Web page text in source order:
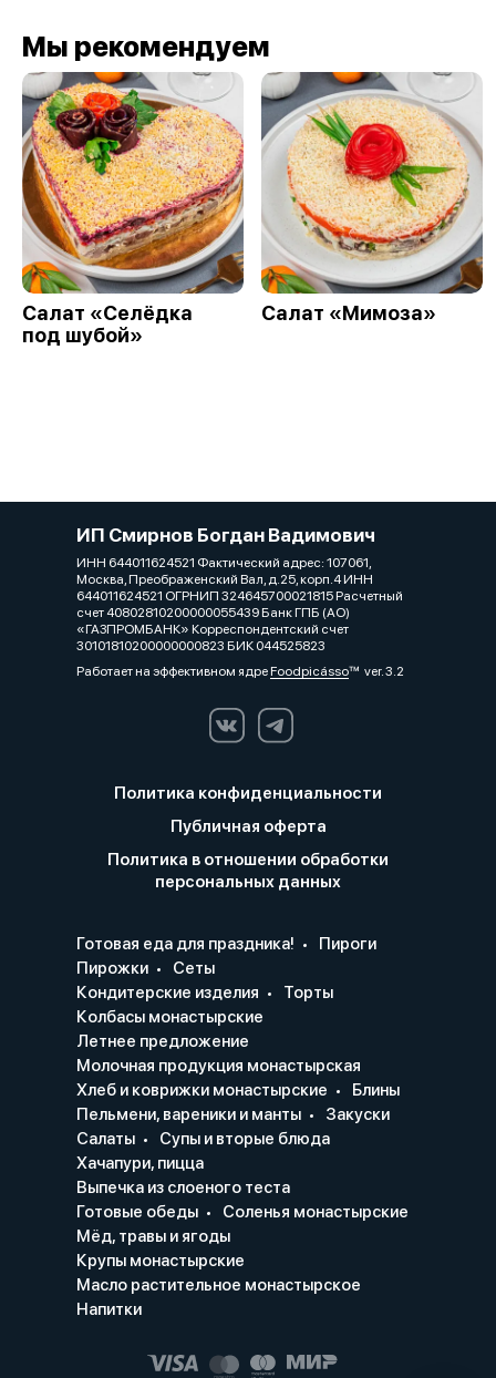
Мы рекомендуем
Салат «Селёдка
под шубой»
Салат «Мимоза»
ИП Смирнов Богдан Вадимович
ИНН 644011624521 Фактический адрес: 107061,
Москва, Преображенский Вал, д.25, корп.4 ИНН
644011624521 ОГРНИП 324645700021815 Расчетный
счет 40802810200000055439 Банк ГПБ (АО)
«ГАЗПРОМБАНК» Корреспондентский счет
30101810200000000823 БИК 044525823
Работает на эффективном ядреFoodpicássover. 3.2
Политика конфиденциальности
Публичная оферта
Политика в отношении обработки
персональных данных
Готовая еда для праздника!
Пироги
Пирожки
Сеты
Кондитерские изделия
Торты
Колбасы монастырские
Летнее предложение
Молочная продукция монастырская
Хлеб и коврижки монастырские
Блины
Пельмени, вареники и манты
Закуски
Салаты
Супы и вторые блюда
Хачапури, пицца
Выпечка из слоеного теста
Готовые обеды
Соленья монастырские
Мёд, травы и ягоды
Крупы монастырские
Масло растительное монастырское
Напитки